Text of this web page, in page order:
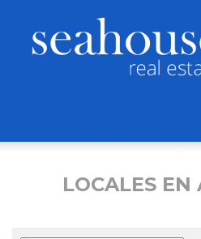
LOCALES EN